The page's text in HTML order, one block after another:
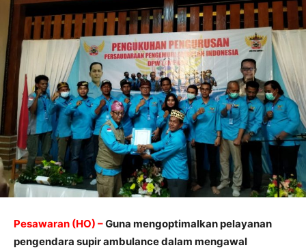
Pesawaran (HO) –Guna mengoptimalkan pelayanan
pengendara supir ambulance dalam mengawal